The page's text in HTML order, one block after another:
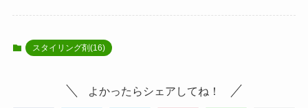
スタイリング剤(16)
よかったらシェアしてね！